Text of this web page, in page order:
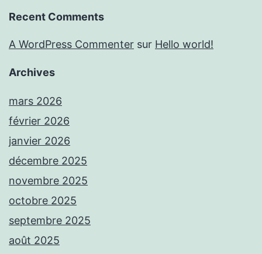
Recent Comments
A WordPress Commenter sur Hello world!
Archives
mars 2026
février 2026
janvier 2026
décembre 2025
novembre 2025
octobre 2025
septembre 2025
août 2025